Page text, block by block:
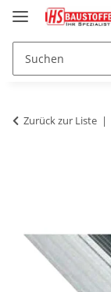
Zurück zur Liste